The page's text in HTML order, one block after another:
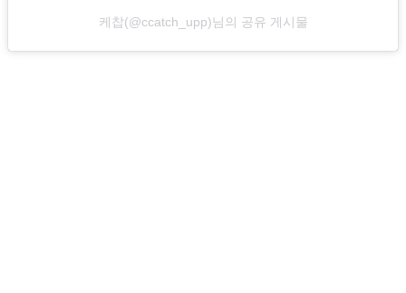
케찹(@ccatch_upp)님의 공유 게시물